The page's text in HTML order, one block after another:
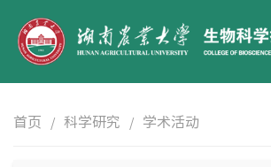
首页 / 科学研究 / 学术活动